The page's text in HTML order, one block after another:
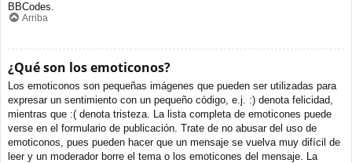
BBCodes.
Arriba
¿Qué son los emoticonos?
Los emoticonos son pequeñas imágenes que pueden ser utilizadas para
expresar un sentimiento con un pequeño código, e.j. :) denota felicidad,
mientras que :( denota tristeza. La lista completa de emoticones puede
verse en el formulario de publicación. Trate de no abusar del uso de
emoticonos, pues pueden hacer que un mensaje se vuelva muy difícil de
leer y un moderador borre el tema o los emoticones del mensaje. La